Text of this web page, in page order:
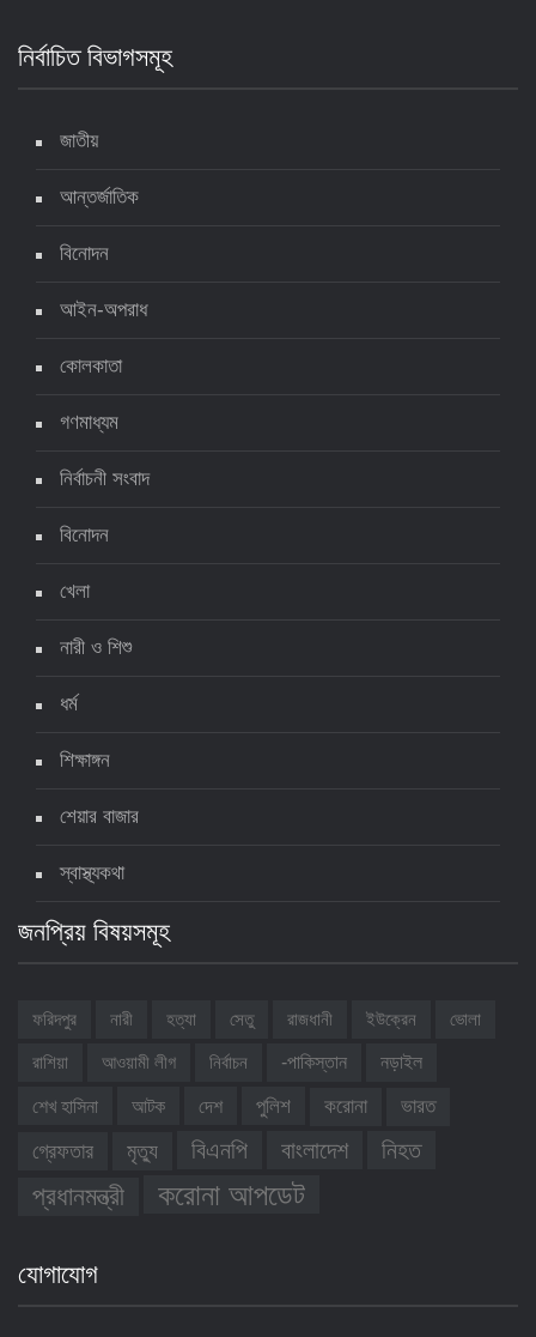
ঊর্ধ্বগতিতে সংক্রমণ, স্বাস্থ্যবিধিতে উদাসীনতা
নির্বাচিত বিভাগসমূহ
জাতীয়
আন্তর্জাতিক
বিনোদন
আইন-অপরাধ
কোলকাতা
গণমাধ্যম
নির্বাচনী সংবাদ
বিনোদন
খেলা
নারী ও শিশু
ধর্ম
শিক্ষাঙ্গন
শেয়ার বাজার
স্বাস্থ্যকথা
জনপ্রিয় বিষয়সমূহ
ফরিদপুর নারী হত্যা সেতু রাজধানী ইউক্রেন ভোলা
রাশিয়া আওয়ামী লীগ নির্বাচন -পাকিস্তান নড়াইল
শেখ হাসিনা আটক দেশ পুলিশ করোনা ভারত
গ্রেফতার মৃত্যু বিএনপি বাংলাদেশ নিহত
প্রধানমন্ত্রী করোনা আপডেট
যোগাযোগ